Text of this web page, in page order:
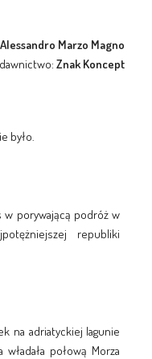
Alessandro Marzo Magno
Znak Koncept
było.
w porywającą podróż w
republiki
na adriatyckiej lagunie
połową Morza